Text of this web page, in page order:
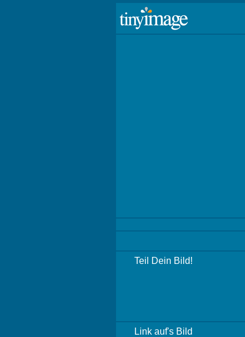
Teil Dein Bild!
Link auf's Bild